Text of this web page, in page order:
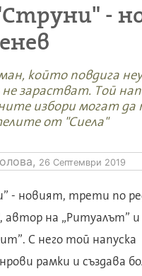
-
който повдига
не зарастват. Той
избори могат
от "Сиела"
26 Септември 2019
- новият, трети по
автор на „Ритуалът” и
С него той напуска
рамки и създава